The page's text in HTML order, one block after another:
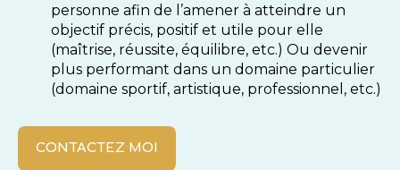
personne afin de l’amener à atteindre un
objectif précis, positif et utile pour elle
(maîtrise, réussite, équilibre, etc.) Ou devenir
plus performant dans un domaine particulier
(domaine sportif, artistique, professionnel, etc.)
CONTACTEZ MOI